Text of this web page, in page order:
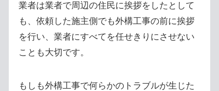
業者は業者で周辺の住民に挨拶をしたとして
も、依頼した施主側でも外構工事の前に挨拶
を行い、業者にすべてを任せきりにさせない
ことも大切です。
もしも外構工事で何らかのトラブルが生じた